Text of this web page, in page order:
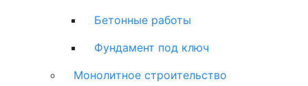
Бетонные работы
Фундамент под ключ
Монолитное строительство